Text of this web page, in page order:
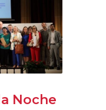
Noche